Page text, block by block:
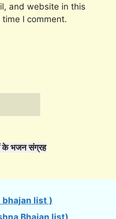
and website in this
I comment.
के भजन संग्रह
bhajan list )